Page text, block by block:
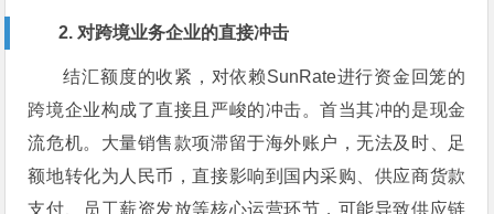
2. 对跨境业务企业的直接冲击
结汇额度的收紧，对依赖SunRate进行资金回笼的
跨境企业构成了直接且严峻的冲击。首当其冲的是现金
流危机。大量销售款项滞留于海外账户，无法及时、足
额地转化为人民币，直接影响到国内采购、供应商货款
支付、员工薪资发放等核心运营环节，可能导致供应链